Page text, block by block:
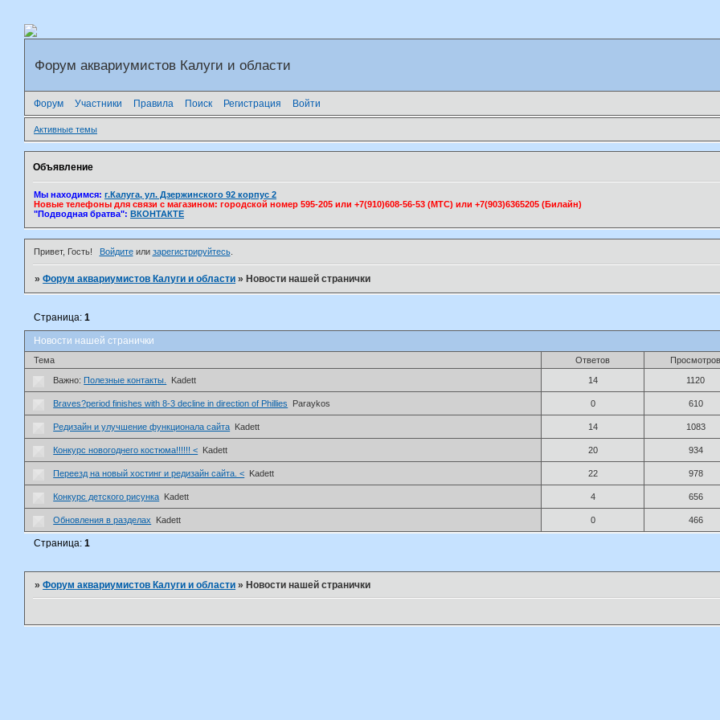
Форум аквариумистов Калуги и области
Форум Участники Правила Поиск Регистрация Войти
Активные темы
Объявление
Мы находимся: г.Калуга, ул. Дзержинского 92 корпус 2
Новые телефоны для связи с магазином: городской номер 595-205 или +7(910)608-56-53 (МТС) или +7(903)6365205 (Билайн)
"Подводная братва": ВКОНТАКТЕ
Привет, Гость! Войдитеили зарегистрируйтесь.
»Форум аквариумистов Калуги и области » Новости нашей странички
Новости нашей странички
Страница:1
Тема Ответов Просмотров
Важно: Полезные контакты. Kadett 14 1120
Braves?period finishes with 8-3 decline in direction of Phillies Paraykos 0 610
Редизайн и улучшение функционала сайта Kadett 14 1083
Конкурс новогоднего костюма!!!!!! < Kadett 20 934
Переезд на новый хостинг и редизайн сайта. < Kadett 22 978
Конкурс детского рисунка Kadett 4 656
Обновления в разделах Kadett 0 466
Страница:1
»Форум аквариумистов Калуги и области » Новости нашей странички